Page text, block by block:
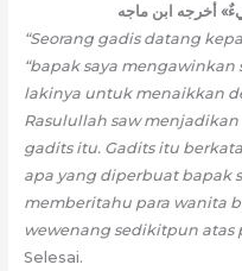
أخرجه ابن ماجه
“Seorang gadis datang
“bapak saya
lakinya untuk menaikkan
Rasulullah saw
gadits itu. Gadits itu
apa yang diperbuat bapak
memberitahu para wanita
wewenang sedikitpun atas
Selesai.